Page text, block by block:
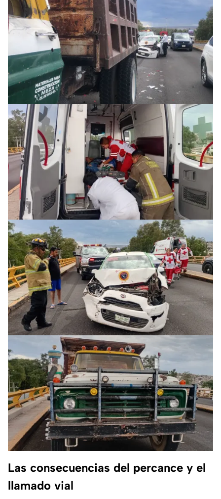
Las consecuencias del percance y el
llamado vial